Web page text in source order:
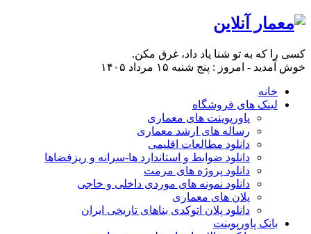
کسی را که به تو شنا یاد داد، غرق مکن.
خوش آمدید - امروز : پنج شنبه ۱۵ مرداد ۱۴۰۵
خانه
لینک های فروشگاه
پاورپوینت های معماری
رساله های ارشد معماری
دانلود مطالعات اقلیمی
دانلود ضوابط و استاندارد ها-سرانه و ریزفضاها
دانلود پروژه های مرمت
دانلود نمونه های موردی داخلی و خاجی
پلان های معماری
دانلود پلان اتوکدی بناهای تاریخی ایران
بانک پاورپوینت